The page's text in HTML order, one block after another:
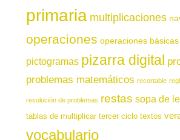
primaria multiplicaciones
operaciones operaciones básicas
pictogramas pizarra digital
problemas matemáticos recortable
resolución de problemas restas sopa de
tablas de multiplicar tercer ciclo textos
vocabulario